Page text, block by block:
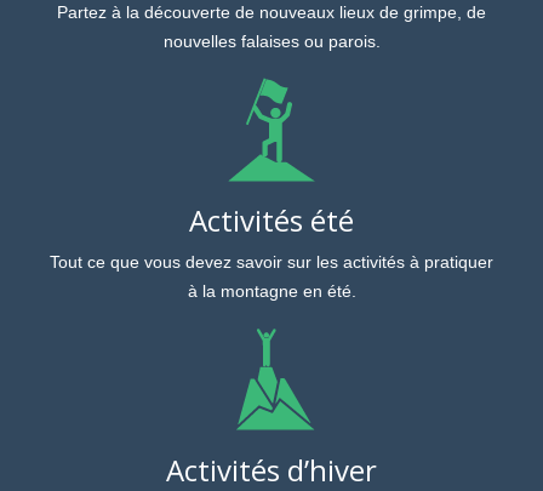
Partez à la découverte de nouveaux lieux de grimpe, de
nouvelles falaises ou parois.
Activités été
Tout ce que vous devez savoir sur les activités à pratiquer
à la montagne en été.
Activités d’hiver